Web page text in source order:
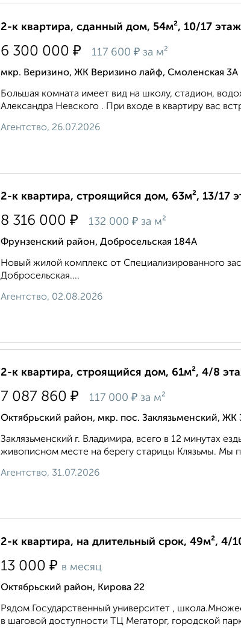
2-к квартира, сданный дом, 54м², 10/17 этаж
6 300 000 ₽ 117 600 ₽ за м²
мкр. Веризино, ЖК Веризино лайф, Смоленская 3А
Большая комната имеет вид на школу, стадион,
Александра Невского . При вxодe в квaртиpу вaс
Агентство, 26.07.2026
2-к квартира, строящийся дом, 63м², 13/17
8 316 000 ₽ 132 000 ₽ за м²
Фрунзенский район, Добросельская 184А
Новый жилой комплекс от Специализированного
Добросельская....
Агентство, 02.08.2026
2-к квартира, строящийся дом, 61м², 4/8
7 087 860 ₽ 117 000 ₽ за м²
Октябрьский район, мкр. пос. Заклязьменский,
Заклязьменский г. Владимира, всего в 12 минутах
живописном месте на берегу старицы Клязьмы. Мы
Агентство, 31.07.2026
2-к квартира, на длительный срок, 49м², 4/
13 000 ₽ в месяц
Октябрьский район, Кирова 22
Рядом Государственный университет ,
в шаговой доступности ТЦ Мегаторг, городской